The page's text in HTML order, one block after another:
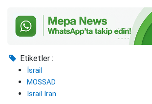
Etiketler :
İsrail
MOSSAD
İsrail İran